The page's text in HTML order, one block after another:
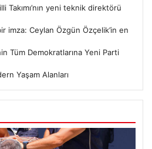
Takımı’nın yeni teknik direktörü
imza: Ceylan Özgün Özçelik’in en
Tüm Demokratlarına Yeni Parti
Yaşam Alanları